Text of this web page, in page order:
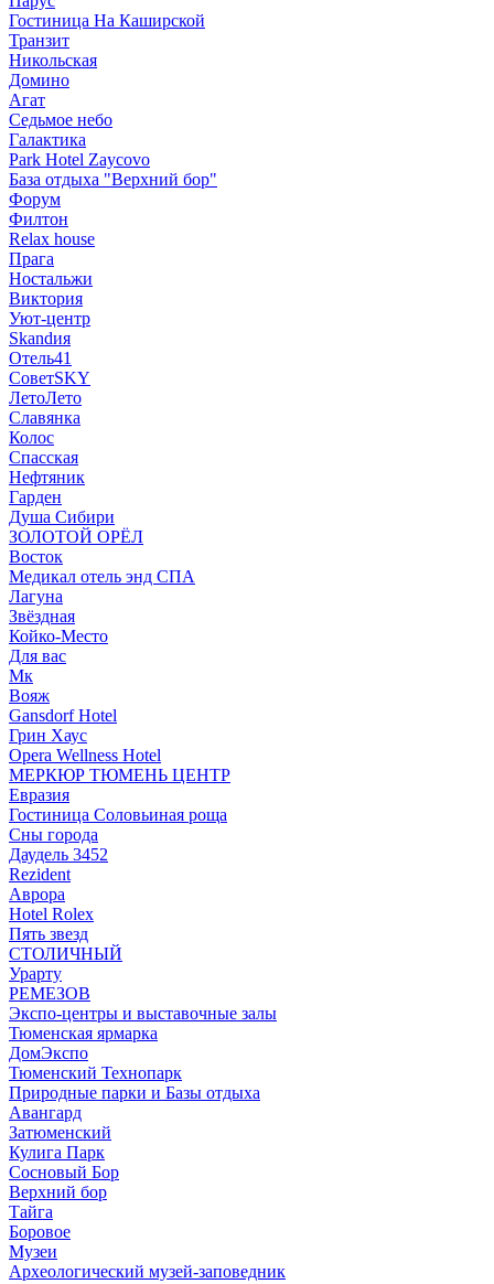
Гостиница На Каширской
Транзит
Никольская
Домино
Агат
Седьмое небо
Галактика
Park Hotel Zaycovo
База отдыха "Верхний бор"
Форум
Филтон
Relax house
Прага
Ностальжи
Виктория
Уют-центр
Skandия
Отель41
СоветSKY
ЛетоЛето
Славянка
Колос
Спасская
Нефтяник
Гарден
Душа Сибири
ЗОЛОТОЙ ОРЁЛ
Восток
Медикал отель энд СПА
Лагуна
Звёздная
Койко-Место
Для вас
Мк
Вояж
Gansdorf Hotel
Грин Хаус
Opera Wellness Hotel
МЕРКЮР ТЮМЕНЬ ЦЕНТР
Евразия
Гостиница Соловьиная роща
Сны города
Даудель 3452
Rezident
Аврора
Hotel Rolex
Пять звезд
СТОЛИЧНЫЙ
Урарту
РЕМЕЗОВ
Экспо-центры и выставочные залы
Тюменская ярмарка
ДомЭкспо
Тюменский Технопарк
Природные парки и Базы отдыха
Авангард
Затюменский
Кулига Парк
Сосновый Бор
Верхний бор
Тайга
Боровое
Музеи
Археологический музей-заповедник